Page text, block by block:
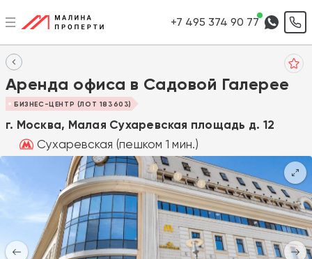
+7 495 374 90 77
Аренда офиса в Садовой Галерее
БИЗНЕС-ЦЕНТР (ЛОТ 183603)
г. Москва, Малая Сухаревская площадь д. 12
Сухаревская (пешком 1 мин.)